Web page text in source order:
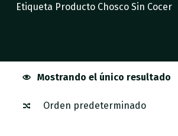
Etiqueta Producto Chosco Sin Cocer
Mostrando el único resultado